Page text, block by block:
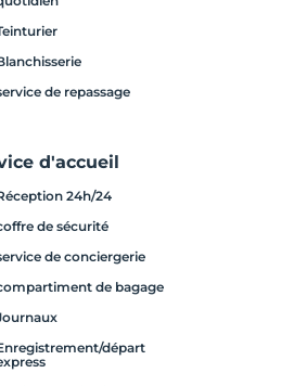
de repassage
d'accueil
24h/24
de sécurité
de conciergerie
de bagage
départ